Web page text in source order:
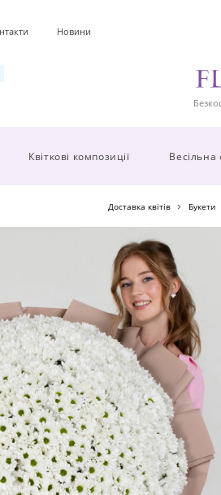
Новини
Квіткові композиції Весільна
Доставка квітів Букети